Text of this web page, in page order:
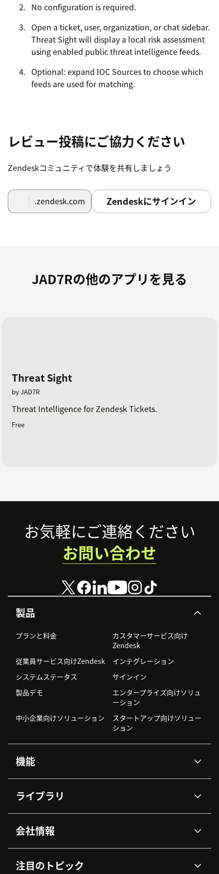
No configuration is required.
Open a ticket, user, organization, or chat sidebar.
Threat Sight will display a local risk assessment
using enabled public threat intelligence feeds.
Optional: expand IOC Sources to choose which
feeds are used for matching.
レビュー投稿にご協力ください
Zendeskコミュニティで体験を共有しましょう
.zendesk.com Zendeskにサインイン
JAD7Rの他のアプリを見る
Threat Sight
by JAD7R
Threat Intelligence for Zendesk Tickets.
Free
Footer
製品
プランと料金
カスタマーサービス向け
Zendesk
従業員サービス向けZendesk
インテグレーション
システムステータス
サインイン
製品デモ
エンタープライズ向けソリュ
ーション
中小企業向けソリューション
スタートアップ向けソリュー
ション
機能
Zendesk AI
高度なデータプライバシーと
データ保護
ナレッジベース
ライブラリ
APIと開発者向け情報
AI研究
イベント情報
導入事例
会社情報
採用情報
インクルージョン＆ビロンギ
注目のトピック
お気軽にご連絡ください
お問い合わせ